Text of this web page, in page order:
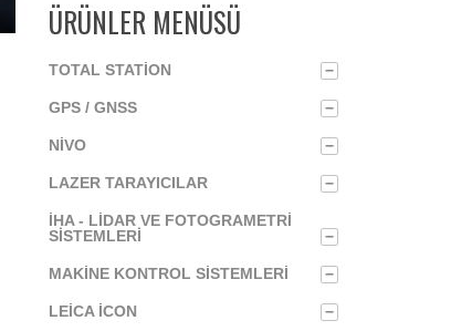
ÜRÜNLER MENÜSÜ
TOTAL STATION −
GPS / GNSS −
NIVO −
LAZER TARAYICILAR −
İHA - LIDAR VE FOTOGRAMETRI
SISTEMLERI
−
MAKINE KONTROL SISTEMLERI −
LEICA ICON −